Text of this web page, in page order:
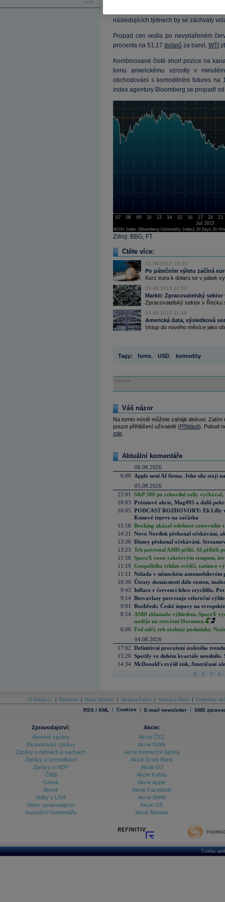
více...
následujících týdnech by se záchvaty
Propad cen vedla po nevydařeném
procenta na 51,17 dolarů za barel, WTI
Kombinované čisté short pozice na
tomu americkému vzrostly v
obchodování s komoditními futures
index agentury Bloomberg se propadl
Zdroj: BBG, FT
Čtěte více:
03.08.2015 10:35
Po pátečním výletu začíná
Kurz eura k dolaru se v pátek
03.08.2015 11:50
Markit: Zpracovatelský sektor
Zpracovatelský sektor v Řecku
03.08.2015 11:48
Americká data, výsledková
Vstup do nového měsíce jako
Tagy: forex USD komodity
Reklama
Váš názor
Na tomto místě můžete zahájit diskusi.
pouze přihlášení uživatelé (Přihlásit). Pokud
zde
Aktuální komentáře
06.08.2026
6:08
Apple není AI firma. Jeho síla stojí
05.08.2026
22:01
S&P 500 po rekordní rally vyčkával,
18:03 Prémiové akcie, Mag495 a další
16:05 PODCAST ROZHOVORY: Eli Lilly
Kunové teprve na začátku
15:18 Booking ukázal odolnost cestovního
14:31
Novo Nordisk překonal očekávání,
13:36 Disney překonal očekávání.
13:23 Trh potrestal AMD příliš. AI příběh
11:58 SpaceX roste raketovým tempem,
11:19 Geopolitika trhům svědčí, zatímco
11:11
Nálada v německém automobilovém
10:30 Útraty domácností dále rostou,
9:43 Inflace v červenci lehce zrychlila.
9:14 Bezvavlasy potvrzuje celoroční
9:01
Rozbřesk: České úspory na
8:54 AMD zklamalo výhledem, SpaceX
naděje na otevření Hormuzu
6:06 Fed mlčí, trh utahuje podmínky.
04.08.2026
17:02 Definitivní proražení stoletého
15:20 Spotify ve duhém kvartále neoslnilo.
14:34 McDonald's zvýšil zisk, Američané
1 2 3 4
O Patria.cz Reklama Mapa Stránek Skupina Patria Kariéra v Patrii Podmínky
RSS / XML | Cookies | E-mail newsletter | SMS
Zpravodajství:
Akciové zprávy
Ekonomické zprávy
Zprávy o měnách a sazbách
Zprávy o komoditách
Zprávy o HDP
ČNB
Grexit
Brexit
Volby v USA
Video zpravodajství
Investiční komentáře
Akcie:
Akcie ČEZ
Akcie NWR
Akcie Komerční banka
Akcie Erste Bank
Akcie O2
Akcie Kofola
Akcie Apple
Akcie Facebook
Akcie BMW
Akcie GE
Akcie Moneta
Tvorba